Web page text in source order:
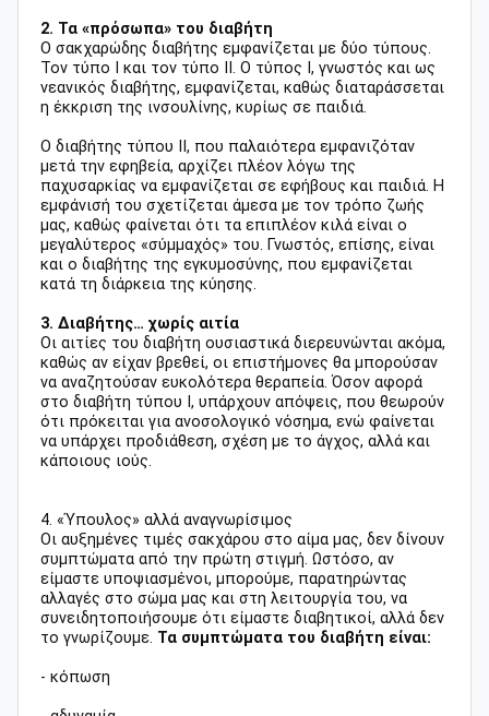
2. Τα «πρόσωπα» του διαβήτη
Ο σακχαρώδης διαβήτης εμφανίζεται με δύο τύπους.
Τον τύπο Ι και τον τύπο ΙΙ. Ο τύπος Ι, γνωστός και ως
νεανικός διαβήτης, εμφανίζεται, καθώς διαταράσσεται
η έκκριση της ινσουλίνης, κυρίως σε παιδιά.
Ο διαβήτης τύπου ΙΙ, που παλαιότερα εμφανιζόταν
μετά την εφηβεία, αρχίζει πλέον λόγω της
παχυσαρκίας να εμφανίζεται σε εφήβους και παιδιά. Η
εμφάνισή του σχετίζεται άμεσα με τον τρόπο ζωής
μας, καθώς φαίνεται ότι τα επιπλέον κιλά είναι ο
μεγαλύτερος «σύμμαχός» του. Γνωστός, επίσης, είναι
και ο διαβήτης της εγκυμοσύνης, που εμφανίζεται
κατά τη διάρκεια της κύησης.
3. Διαβήτης… χωρίς αιτία
Οι αιτίες του διαβήτη ουσιαστικά διερευνώνται ακόμα,
καθώς αν είχαν βρεθεί, οι επιστήμονες θα μπορούσαν
να αναζητούσαν ευκολότερα θεραπεία. Όσον αφορά
στο διαβήτη τύπου Ι, υπάρχουν απόψεις, που θεωρούν
ότι πρόκειται για ανοσολογικό νόσημα, ενώ φαίνεται
να υπάρχει προδιάθεση, σχέση με το άγχος, αλλά και
κάποιους ιούς.
4. «Ύπουλος» αλλά αναγνωρίσιμος
Οι αυξημένες τιμές σακχάρου στο αίμα μας, δεν δίνουν
συμπτώματα από την πρώτη στιγμή. Ωστόσο, αν
είμαστε υποψιασμένοι, μπορούμε, παρατηρώντας
αλλαγές στο σώμα μας και στη λειτουργία του, να
συνειδητοποιήσουμε ότι είμαστε διαβητικοί, αλλά δεν
το γνωρίζουμε. Τα συμπτώματα του διαβήτη είναι:
- κόπωση